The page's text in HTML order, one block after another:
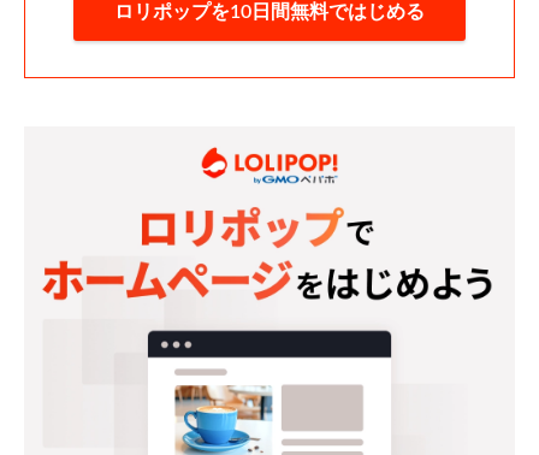
ロリポップを10日間無料ではじめる